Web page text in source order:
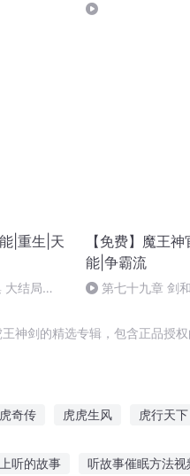
|重生|天
大结局
【免费】魔王
能|争霸流
第七十九章 剑
神剑的精选专辑，包含正品授
奇传 虎虎生风 虎行天下
听的故事 听故事催眠方法视